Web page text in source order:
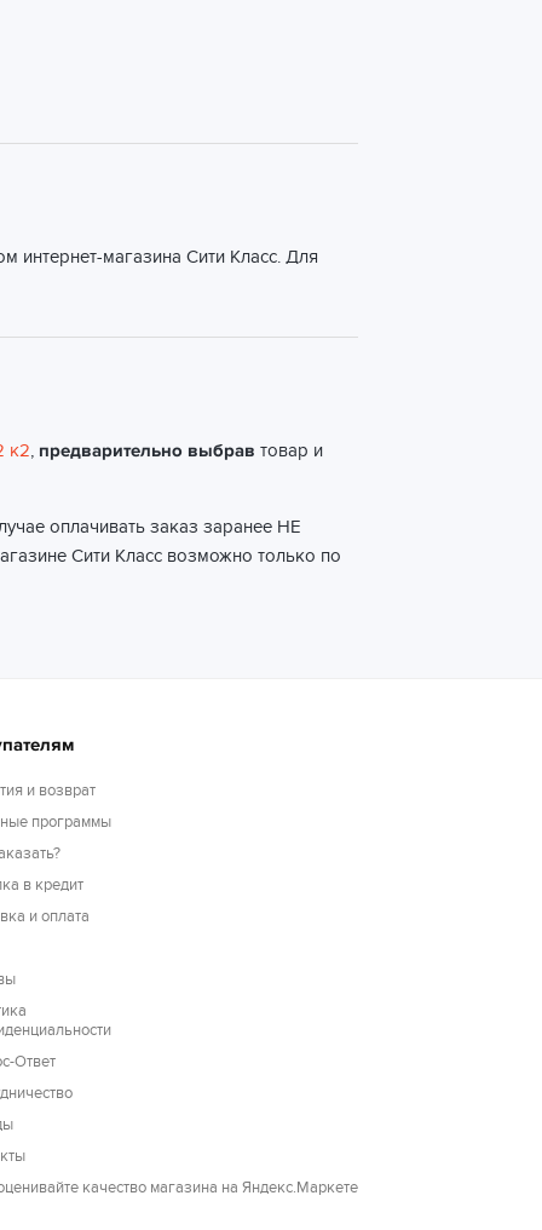
интернет-магазина Сити Класс. Для
к2 предварительно выбрав товар и
оплачивать заказ заранее НЕ
Сити Класс возможно только по
и возврат
программы
в кредит
и оплата
Ответ